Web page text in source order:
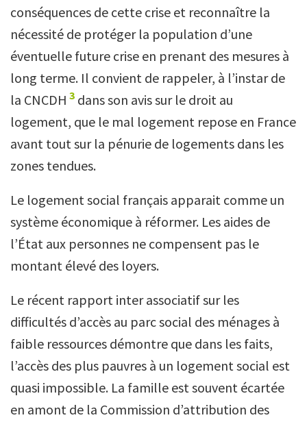
conséquences de cette crise et reconnaître la
nécessité de protéger la population d’une
éventuelle future crise en prenant des mesures à
long terme. Il convient de rappeler, à l’instar de
la CNCDH 3 dans son avis sur le droit au
logement, que le mal logement repose en France
avant tout sur la pénurie de logements dans les
zones tendues.
Le logement social français apparait comme un
système économique à réformer. Les aides de
l’État aux personnes ne compensent pas le
montant élevé des loyers.
Le récent rapport inter associatif sur les
difficultés d’accès au parc social des ménages à
faible ressources démontre que dans les faits,
l’accès des plus pauvres à un logement social est
quasi impossible. La famille est souvent écartée
en amont de la Commission d’attribution des